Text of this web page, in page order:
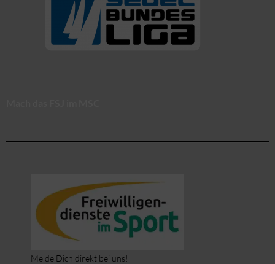
Melde Dich direkt bei uns!